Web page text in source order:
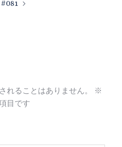
#081
れることはありません。
※
目です